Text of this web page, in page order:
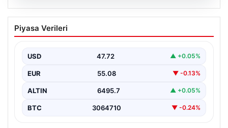
Üsküdar Belediyesi’nde başkanvekili
Sibel Tan Çetinkaya oldu
Piyasa Verileri
USD 47.72 ▲ +0.05%
EUR 55.08 ▼ -0.13%
ALTIN 6495.7 ▲ +0.05%
BTC 3064710 ▼ -0.24%